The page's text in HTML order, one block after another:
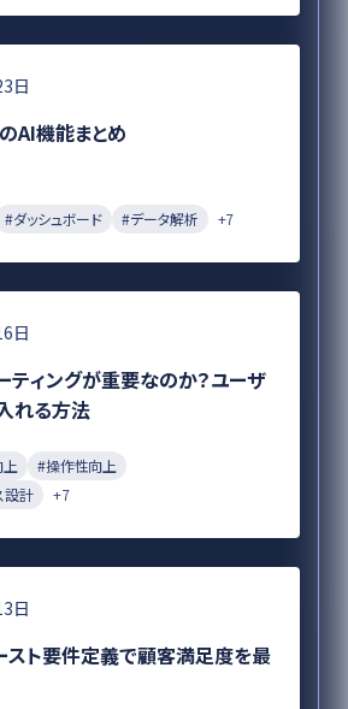
日
AI機能まとめ
#ダッシュボード #データ解析 +7
日
ティングが重要なのか？ユーザ
れる方法
#操作性向上
設計 +7
日
スト要件定義で顧客満足度を最